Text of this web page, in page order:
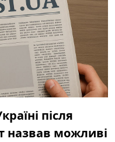
після
назвав можливі